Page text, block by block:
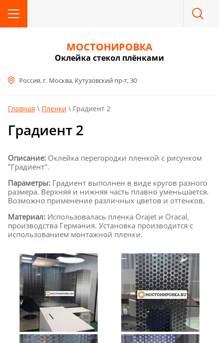
МОСТОНИРОВКА
Оклейка стекол плёнками
Россия, г. Москва, Кутузовский пр-т, 30
Главная \ Пленки \ Градиент 2
Градиент 2
Описание: Оклейка перегородки пленкой с рисунком
"Градиент".
Параметры: Градиент выполнен в виде кругов разного
размера. Верхняя и нижняя часть плавно уменьшается.
Возможно применение различных цветов и оттенков.
Материал: Использовалась пленка Orajet и Oracal,
производства Германия. Установка производится с
использованием монтажной пленки.